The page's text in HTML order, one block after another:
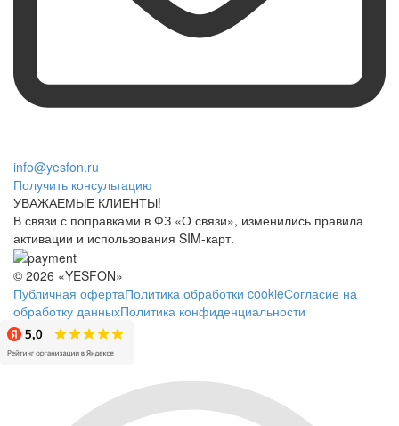
info@yesfon.ru
Получить консультацию
УВАЖАЕМЫЕ КЛИЕНТЫ!
В связи с поправками в ФЗ «О связи», изменились правила
активации и использования SIM-карт.
© 2026 «YESFON»
Публичная офертаПолитика обработки cookieСогласие на
обработку данныхПолитика конфиденциальности